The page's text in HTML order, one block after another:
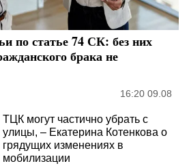
по статье 74 СК: без них
брака не
16:20 09.08
ТЦК могут частично убрать с
улицы, – Екатерина Котенкова о
грядущих изменениях в
мобилизации